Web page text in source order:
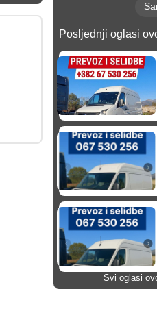
Posljednji oglasi
Svi oglasi